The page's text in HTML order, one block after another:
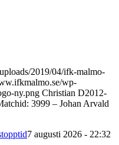
2019/04/ifk-malmo-
wp-
ny.png Christian D2012-
3999 – Johan Arvald
7 augusti 2026 - 22:32